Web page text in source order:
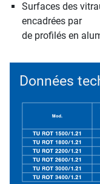
Surfaces des
encadrées par
de profilés en
Données